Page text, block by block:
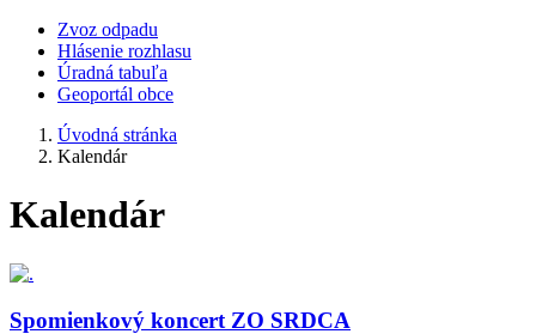
Zvoz odpadu
Hlásenie rozhlasu
Úradná tabuľa
Geoportál obce
Úvodná stránka
Kalendár
Kalendár
Spomienkový koncert ZO SRDCA